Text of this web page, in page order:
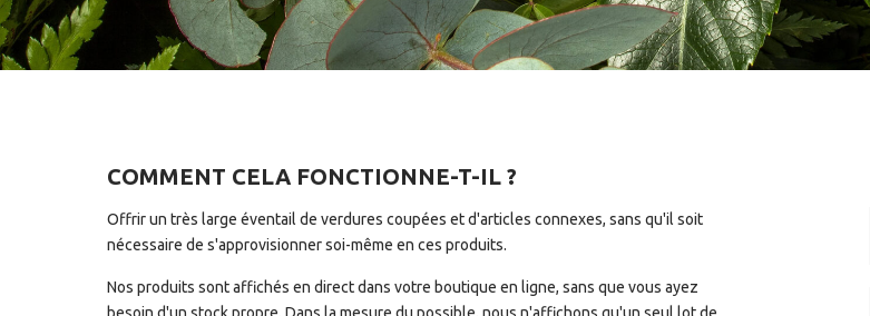
COMMENT CELA FONCTIONNE-T-IL ?
Offrir un très large éventail de verdures coupées et d'articles connexes, sans qu'il soit
nécessaire de s'approvisionner soi-même en ces produits.
Nos produits sont affichés en direct dans votre boutique en ligne, sans que vous ayez
besoin d'un stock propre. Dans la mesure du possible, nous n'affichons qu'un seul lot de